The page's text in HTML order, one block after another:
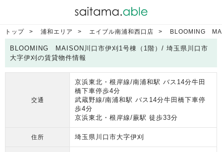
トップ 浦和エリア エイブル南浦和西口店 BLOOMING
BLOOMING MAISON川口市伊刈1号棟（1階）/ 埼玉県川口市
大字伊刈の賃貸物件情報
交通
京浜東北・根岸線/南浦和駅 バス14分牛田
橋下車停歩4分
武蔵野線/南浦和駅 バス14分牛田橋下車停
歩4分
京浜東北・根岸線/蕨駅 徒歩33分
住所 埼玉県川口市大字伊刈